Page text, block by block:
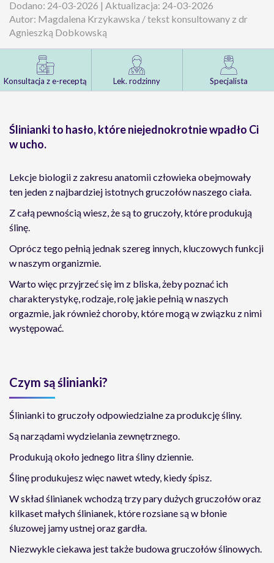
Dodano: 24-03-2026 | Aktualizacja: 24-03-2026
Autor: Magdalena Krzykawska / tekst konsultowany z dr
Agnieszką Dobkowską
Konsultacja z e-receptą Lek. rodzinny Specjalista
Ślinianki to hasło, które niejednokrotnie wpadło Ci
w ucho.
Lekcje biologii z zakresu anatomii człowieka obejmowały
ten jeden z najbardziej istotnych gruczołów naszego ciała.
Z całą pewnością wiesz, że są to gruczoły, które produkują
ślinę.
Oprócz tego pełnią jednak szereg innych, kluczowych funkcji
w naszym organizmie.
Warto więc przyjrzeć się im z bliska, żeby poznać ich
charakterystykę, rodzaje, rolę jakie pełnią w naszych
orgazmie, jak również choroby, które mogą w związku z nimi
występować.
Czym są ślinianki?
Ślinianki to gruczoły odpowiedzialne za produkcję śliny.
Są narządami wydzielania zewnętrznego.
Produkują około jednego litra śliny dziennie.
Ślinę produkujesz więc nawet wtedy, kiedy śpisz.
W skład ślinianek wchodzą trzy pary dużych gruczołów oraz
kilkaset małych ślinianek, które rozsiane są w błonie
śluzowej jamy ustnej oraz gardła.
Niezwykle ciekawa jest także budowa gruczołów ślinowych.